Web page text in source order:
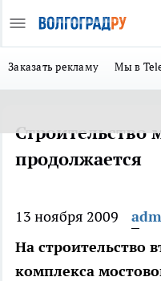
Заказать рекламу Мы в
Строительство
продолжается
13 ноября 2009
На строительство
комплекса